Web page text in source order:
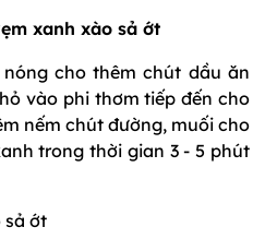
xanh xào sả ớt
cho thêm chút dầu ăn
vào phi thơm tiếp đến cho
nếm chút đường, muối cho
trong thời gian 3 - 5 phút